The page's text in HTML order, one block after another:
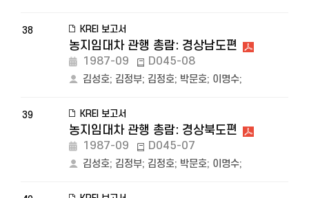
38 KREI 보고서
농지임대차 관행 총람: 경상남도편
1987-09 D045-08
김성호; 김정부; 김정호; 박문호; 이명수;
39 KREI 보고서
농지임대차 관행 총람: 경상북도편
1987-09 D045-07
김성호; 김정부; 김정호; 박문호; 이명수;